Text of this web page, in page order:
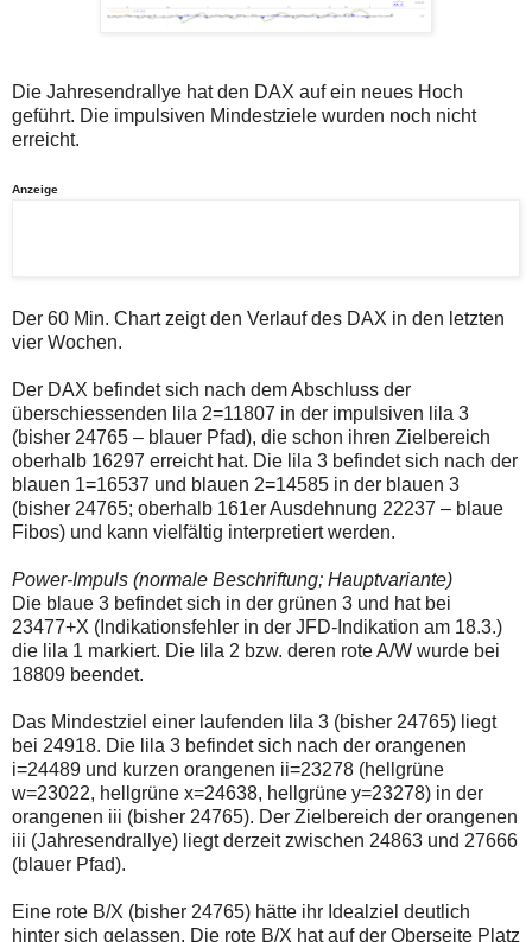
Netiquette
oder
ein
Missbrauch
sein.
oder
Ihre
Internetverbindung
versuchen
Sie
es
zu
einem
späteren
Zeitpunkt
noch
einmal.
das
Problem
weiterbestehen
bitte
ich
um
per
Mail
robbys-
elliottwellen@online.de.
Bis
zur
Lösung
des
Problems
Post
Alternativ
auch
auf
der
Plattform
verfügbar.
Die Jahresendrallye hat den DAX auf ein neues Hoch
geführt. Die impulsiven Mindestziele wurden noch nicht
erreicht.
Anzeige
Der 60 Min. Chart zeigt den Verlauf des DAX in den letzten
vier Wochen.
Der DAX befindet sich nach dem Abschluss der
überschiessenden lila 2=11807 in der impulsiven lila 3
(bisher 24765 – blauer Pfad), die schon ihren Zielbereich
oberhalb 16297 erreicht hat. Die lila 3 befindet sich nach der
blauen 1=16537 und blauen 2=14585 in der blauen 3
(bisher 24765; oberhalb 161er Ausdehnung 22237 – blaue
Fibos) und kann vielfältig interpretiert werden.
Power-Impuls (normale Beschriftung; Hauptvariante)
Die blaue 3 befindet sich in der grünen 3 und hat bei
23477+X (Indikationsfehler in der JFD-Indikation am 18.3.)
die lila 1 markiert. Die lila 2 bzw. deren rote A/W wurde bei
18809 beendet.
Das Mindestziel einer laufenden lila 3 (bisher 24765) liegt
bei 24918. Die lila 3 befindet sich nach der orangenen
i=24489 und kurzen orangenen ii=23278 (hellgrüne
w=23022, hellgrüne x=24638, hellgrüne y=23278) in der
orangenen iii (bisher 24765). Der Zielbereich der orangenen
iii (Jahresendrallye) liegt derzeit zwischen 24863 und 27666
(blauer Pfad).
Eine rote B/X (bisher 24765) hätte ihr Idealziel deutlich
hinter sich gelassen. Die rote B/X hat auf der Oberseite Platz